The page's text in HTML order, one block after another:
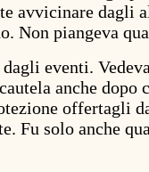
avvicinare dagli
Non piangeva
eventi.
anche
offertagli
Fu solo anche